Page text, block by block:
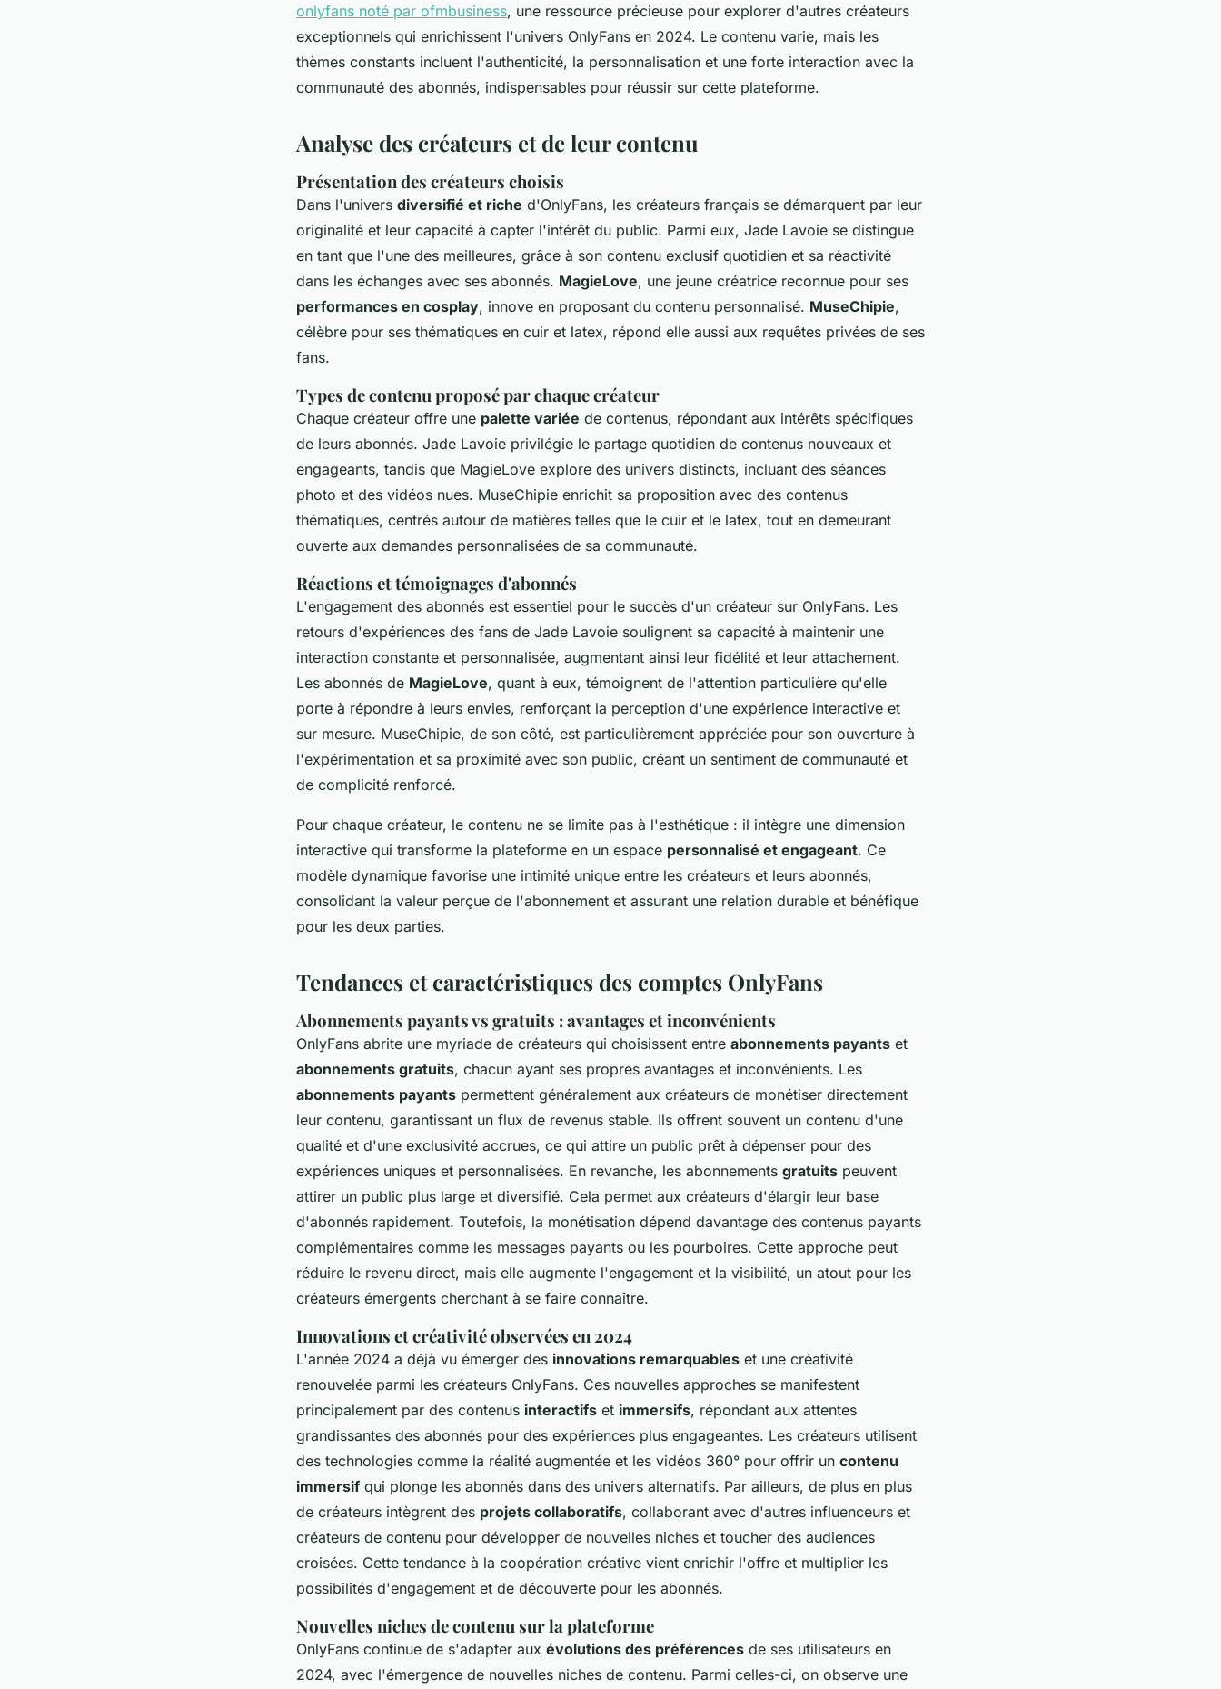
onlyfans noté par ofmbusiness, une ressource précieuse pour explorer d'autres créateurs
exceptionnels qui enrichissent l'univers OnlyFans en 2024. Le contenu varie, mais les
thèmes constants incluent l'authenticité, la personnalisation et une forte interaction avec la
communauté des abonnés, indispensables pour réussir sur cette plateforme.
Analyse des créateurs et de leur contenu
Présentation des créateurs choisis
Dans l'univers diversifié et riche d'OnlyFans, les créateurs français se démarquent par leur
originalité et leur capacité à capter l'intérêt du public. Parmi eux, Jade Lavoie se distingue
en tant que l'une des meilleures, grâce à son contenu exclusif quotidien et sa réactivité
dans les échanges avec ses abonnés. MagieLove, une jeune créatrice reconnue pour ses
performances en cosplay, innove en proposant du contenu personnalisé. MuseChipie,
célèbre pour ses thématiques en cuir et latex, répond elle aussi aux requêtes privées de ses
fans.
Types de contenu proposé par chaque créateur
Chaque créateur offre une palette variée de contenus, répondant aux intérêts spécifiques
de leurs abonnés. Jade Lavoie privilégie le partage quotidien de contenus nouveaux et
engageants, tandis que MagieLove explore des univers distincts, incluant des séances
photo et des vidéos nues. MuseChipie enrichit sa proposition avec des contenus
thématiques, centrés autour de matières telles que le cuir et le latex, tout en demeurant
ouverte aux demandes personnalisées de sa communauté.
Réactions et témoignages d'abonnés
L'engagement des abonnés est essentiel pour le succès d'un créateur sur OnlyFans. Les
retours d'expériences des fans de Jade Lavoie soulignent sa capacité à maintenir une
interaction constante et personnalisée, augmentant ainsi leur fidélité et leur attachement.
Les abonnés de MagieLove, quant à eux, témoignent de l'attention particulière qu'elle
porte à répondre à leurs envies, renforçant la perception d'une expérience interactive et
sur mesure. MuseChipie, de son côté, est particulièrement appréciée pour son ouverture à
l'expérimentation et sa proximité avec son public, créant un sentiment de communauté et
de complicité renforcé.
Pour chaque créateur, le contenu ne se limite pas à l'esthétique : il intègre une dimension
interactive qui transforme la plateforme en un espace personnalisé et engageant. Ce
modèle dynamique favorise une intimité unique entre les créateurs et leurs abonnés,
consolidant la valeur perçue de l'abonnement et assurant une relation durable et bénéfique
pour les deux parties.
Tendances et caractéristiques des comptes OnlyFans
Abonnements payants vs gratuits : avantages et inconvénients
OnlyFans abrite une myriade de créateurs qui choisissent entre abonnements payants et
abonnements gratuits, chacun ayant ses propres avantages et inconvénients. Les
abonnements payants permettent généralement aux créateurs de monétiser directement
leur contenu, garantissant un flux de revenus stable. Ils offrent souvent un contenu d'une
qualité et d'une exclusivité accrues, ce qui attire un public prêt à dépenser pour des
expériences uniques et personnalisées. En revanche, les abonnements gratuits peuvent
attirer un public plus large et diversifié. Cela permet aux créateurs d'élargir leur base
d'abonnés rapidement. Toutefois, la monétisation dépend davantage des contenus payants
complémentaires comme les messages payants ou les pourboires. Cette approche peut
réduire le revenu direct, mais elle augmente l'engagement et la visibilité, un atout pour les
créateurs émergents cherchant à se faire connaître.
Innovations et créativité observées en 2024
L'année 2024 a déjà vu émerger des innovations remarquables et une créativité
renouvelée parmi les créateurs OnlyFans. Ces nouvelles approches se manifestent
principalement par des contenus interactifs et immersifs, répondant aux attentes
grandissantes des abonnés pour des expériences plus engageantes. Les créateurs utilisent
des technologies comme la réalité augmentée et les vidéos 360° pour offrir un contenu
immersif qui plonge les abonnés dans des univers alternatifs. Par ailleurs, de plus en plus
de créateurs intègrent des projets collaboratifs, collaborant avec d'autres influenceurs et
créateurs de contenu pour développer de nouvelles niches et toucher des audiences
croisées. Cette tendance à la coopération créative vient enrichir l'offre et multiplier les
possibilités d'engagement et de découverte pour les abonnés.
Nouvelles niches de contenu sur la plateforme
OnlyFans continue de s'adapter aux évolutions des préférences de ses utilisateurs en
2024, avec l'émergence de nouvelles niches de contenu. Parmi celles-ci, on observe une